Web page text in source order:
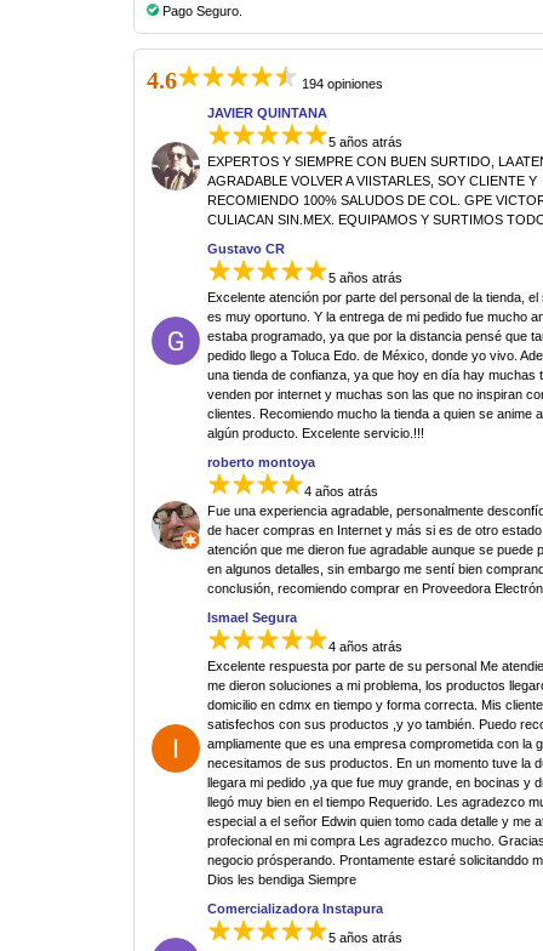
Pago Seguro.
4.6
194 opiniones
JAVIER QUINTANA
5 años atrás
EXPERTOS Y SIEMPRE CON BUEN SURTIDO, LA
AGRADABLE VOLVER A VIISTARLES, SOY CLIENTE Y
RECOMIENDO 100% SALUDOS DE COL. GPE
CULIACAN SIN.MEX. EQUIPAMOS Y SURTIMOS
Gustavo CR
5 años atrás
Excelente atención por parte del personal de la tienda, el
es muy oportuno. Y la entrega de mi pedido fue mucho
estaba programado, ya que por la distancia pensé que
pedido llego a Toluca Edo. de México, donde yo vivo.
una tienda de confianza, ya que hoy en día hay muchas
venden por internet y muchas son las que no inspiran
clientes. Recomiendo mucho la tienda a quien se anime
algún producto. Excelente servicio.!!!
roberto montoya
4 años atrás
Fue una experiencia agradable, personalmente
de hacer compras en Internet y más si es de otro
atención que me dieron fue agradable aunque se puede
en algunos detalles, sin embargo me sentí bien
conclusión, recomiendo comprar en Proveedora
Ismael Segura
4 años atrás
Excelente respuesta por parte de su personal Me
me dieron soluciones a mi problema, los productos
domicilio en cdmx en tiempo y forma correcta. Mis
satisfechos con sus productos ,y yo también. Puedo
ampliamente que es una empresa comprometida con la
necesitamos de sus productos. En un momento tuve la
llegara mi pedido ,ya que fue muy grande, en bocinas y
llegó muy bien en el tiempo Requerido. Les agradezco
especial a el señor Edwin quien tomo cada detalle y me
profecional en mi compra Les agradezco mucho.
negocio prósperando. Prontamente estaré solicitanddo
Dios les bendiga Siempre
Comercializadora Instapura
5 años atrás